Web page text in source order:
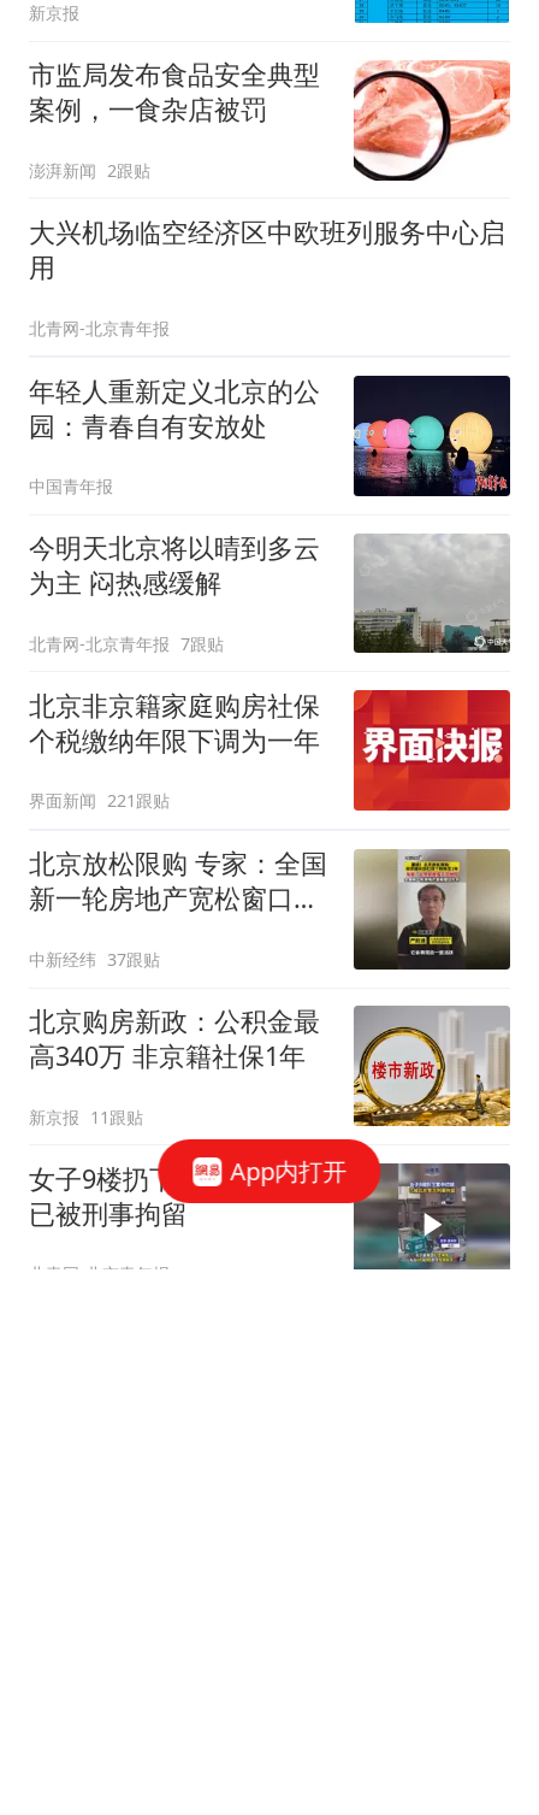
新京报
市监局发布食品安全典型
案例，一食杂店被罚
澎湃新闻 2跟贴
大兴机场临空经济区中欧班列服务中心启
用
北青网-北京青年报
年轻人重新定义北京的公
园：青春自有安放处
中国青年报
今明天北京将以晴到多云
为主 闷热感缓解
北青网-北京青年报 7跟贴
北京非京籍家庭购房社保
个税缴纳年限下调为一年
界面新闻 221跟贴
北京放松限购 专家：全国
新一轮房地产宽松窗口打
中新经纬 37跟贴
北京购房新政：公积金最
高340万 非京籍社保1年
新京报 11跟贴
女子9楼扔下家中烂桃，
已被刑事拘留
北青网-北京青年报
App内打开